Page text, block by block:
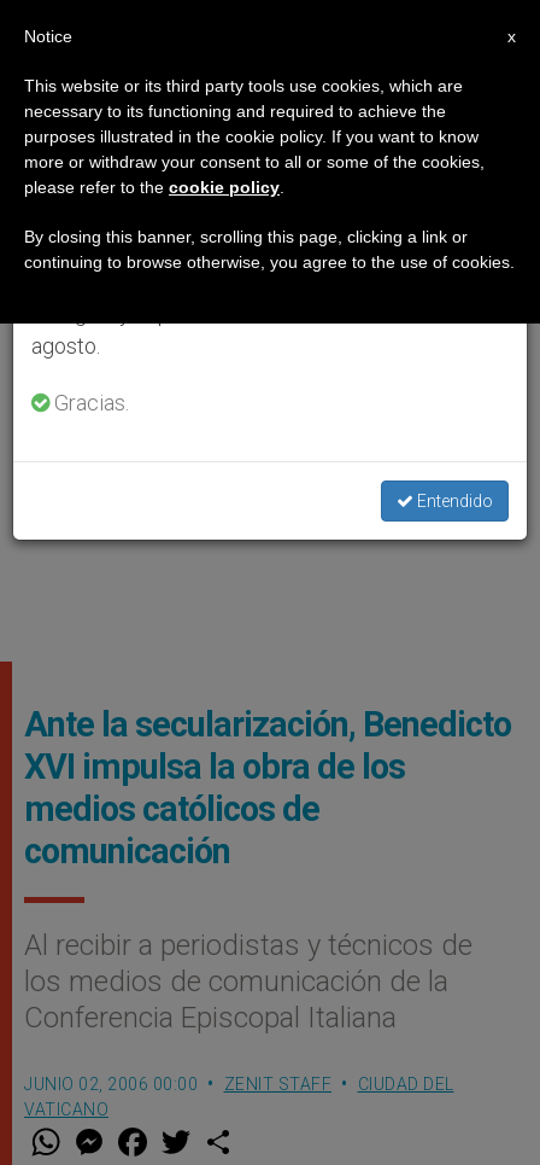
Ante la secularización, Benedicto
XVI impulsa la obra de los
medios católicos de
comunicación
Al recibir a periodistas y técnicos de
los medios de comunicación de la
Conferencia Episcopal Italiana
JUNIO 02, 2006 00:00 ZENIT STAFF
CIUDAD DEL
VATICANO
W M
e
F
a w
×
Aviso importante
Del 27 de julio al 7 de agosto haremos la pausa
anual, aprovechando que en el periodo de verano
se generan menos informaciones y también el
agosto.
Gracias.
Entendido
x
Notice
This website or its third party tools use cookies, which are
necessary to its functioning and required to achieve the
purposes illustrated in the cookie policy. If you want to know
more or withdraw your consent to all or some of the cookies,
please refer to the cookie policy
By closing this banner, scrolling this page, clicking a link or
continuing to browse otherwise, you agree to the use of cookies.